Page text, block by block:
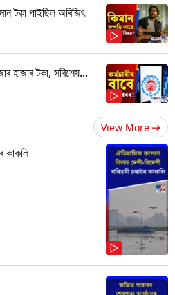
টকা পাইছিল অৰিজিৎ
হাজাৰ টকা, সবিশেষ...
View More
কাকলি